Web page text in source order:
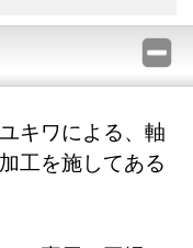
キワによる、軸
工を施してある